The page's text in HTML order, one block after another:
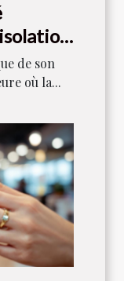
de son
où la...